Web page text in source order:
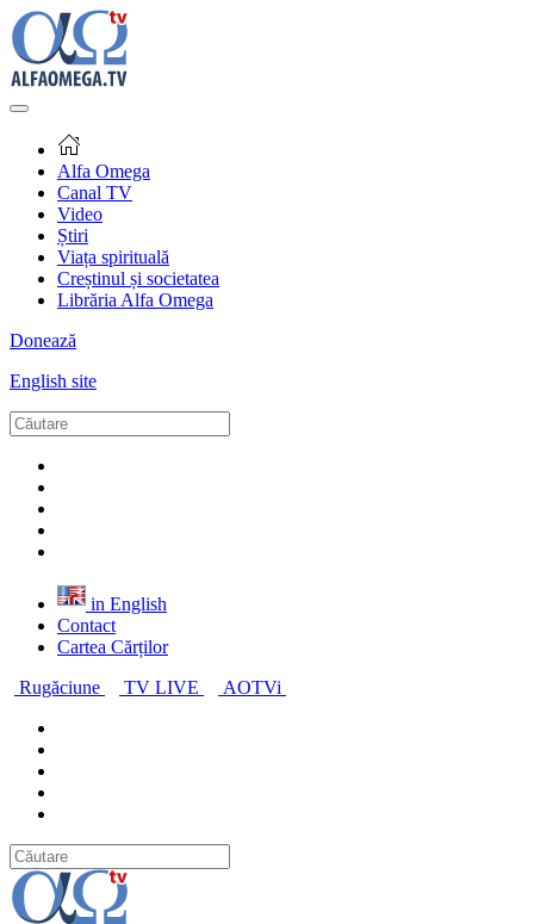
Alfa Omega
Canal TV
Video
Știri
Viața spirituală
Creștinul și societatea
Librăria Alfa Omega
Donează
English site
in English
Contact
Cartea Cărților
Rugăciune
TV LIVE AOTVi